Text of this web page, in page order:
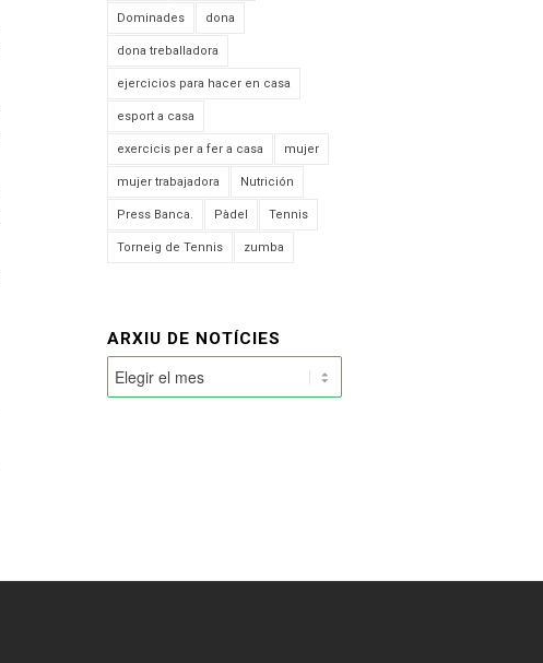
Dominades dona
dona treballadora
ejercicios para hacer en casa
esport a casa
exercicis per a fer a casa mujer
mujer trabajadora Nutrición
Press Banca. Pàdel Tennis
Torneig de Tennis zumba
ARXIU DE NOTÍCIES